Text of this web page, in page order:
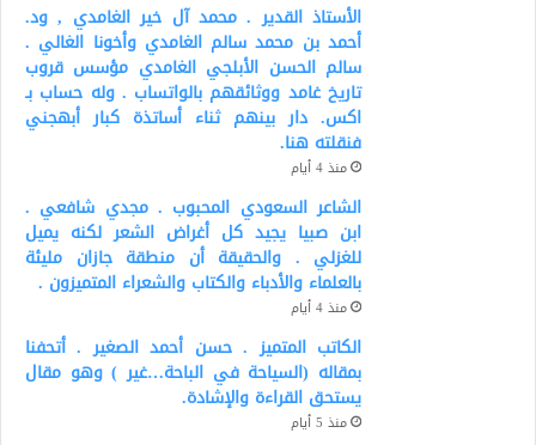
الأستاذ القدير . محمد آل خير الغامدي , ود.
أحمد بن محمد سالم الغامدي وأخونا الغالي .
سالم الحسن الأبلجي الغامدي مؤسس قروب
تاريخ غامد ووثائقهم بالواتساب . وله حساب بـ
اكس. دار بينهم ثناء أساتذة كبار أبهجني
فنقلته هنا.
منذ 4 أيام
الشاعر السعودي المحبوب . مجدي شافعي .
ابن صبيا يجيد كل أغراض الشعر لكنه يميل
للغزلي . والحقيقة أن منطقة جازان مليئة
بالعلماء والأدباء والكتاب والشعراء المتميزون .
منذ 4 أيام
الكاتب المتميز . حسن أحمد الصغير . أتحفنا
بمقاله (السياحة في الباحة…غير ) وهو مقال
يستحق القراءة والإشادة.
منذ 5 أيام